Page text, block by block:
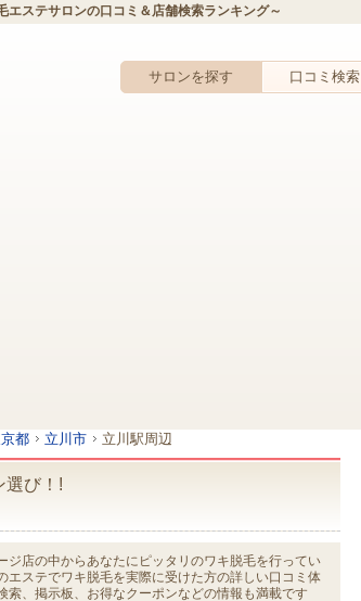
ステサロンの口コミ＆店舗検索ランキング～
サロンを探す
口コミ検索
都 立川市 立川駅周辺
選び！!
ジ店の中からあなたにピッタリのワキ脱毛を行ってい
エステでワキ脱毛を実際に受けた方の詳しい口コミ体
索、掲示板、お得なクーポンなどの情報も満載です